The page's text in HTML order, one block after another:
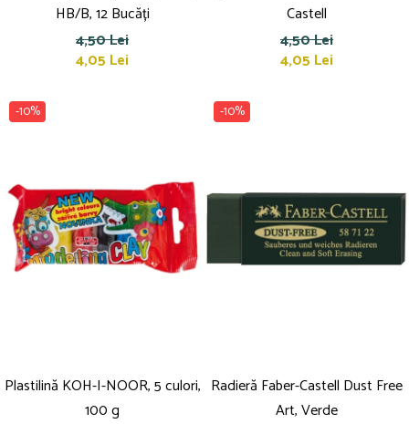
HB/B, 12 Bucăți
4,50 Lei
4,05 Lei
Castell
4,50 Lei
4,05 Lei
-10%
Plastilină KOH-I-NOOR, 5 culori,
100 g
-10%
Radieră Faber-Castell Dust Free
Art, Verde